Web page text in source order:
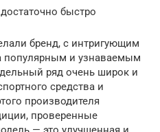
быстро
бренд, с интригующим
популярным и узнаваемым
ряд очень широк и
средства и
производителя
проверенные